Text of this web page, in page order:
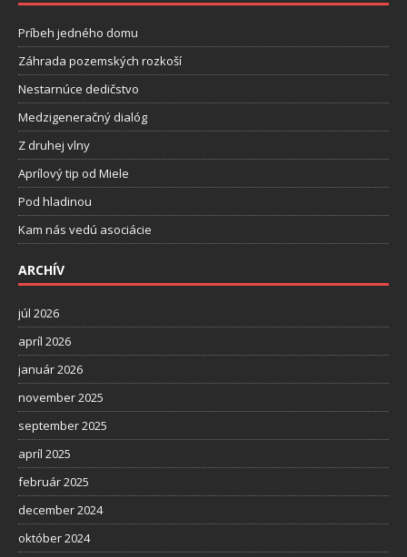
Príbeh jedného domu
Záhrada pozemských rozkoší
Nestarnúce dedičstvo
Medzigeneračný dialóg
Z druhej vlny
Aprílový tip od Miele
Pod hladinou
Kam nás vedú asociácie
ARCHÍV
júl 2026
apríl 2026
január 2026
november 2025
september 2025
apríl 2025
február 2025
december 2024
október 2024